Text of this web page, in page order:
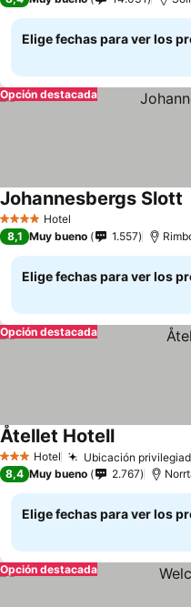
Elige fechas para ver los
Opción destacada
4 EstrellasHotel
Johannesbergs Slott
8,1 Muy bueno 1.557
Elige fechas para ver los
Opción destacada
3 Estrellas
Hotel Ubicación
Åtellet HotellVer precios
8,4 Muy bueno 2.767
Elige fechas para ver los
Opción destacada